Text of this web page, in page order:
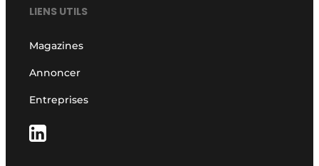
LIENS UTILS
Magazines
Annoncer
Entreprises